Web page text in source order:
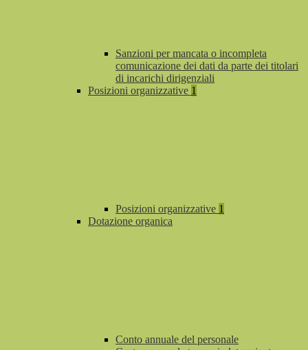
Sanzioni per mancata o incompleta
comunicazione dei dati da parte dei titolari
di incarichi dirigenziali
Posizioni organizzative 1
Posizioni organizzative 1
Dotazione organica
Conto annuale del personale